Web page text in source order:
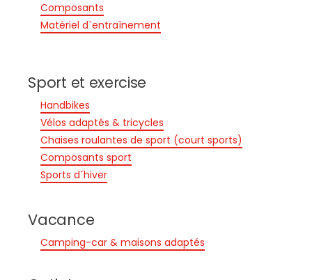
Composants
Matériel d´entraînement
Sport et exercise
Handbikes
Vélos adaptés & tricycles
Chaises roulantes de sport (court sports)
Composants sport
Sports d´hiver
Vacance
Camping-car & maisons adaptés